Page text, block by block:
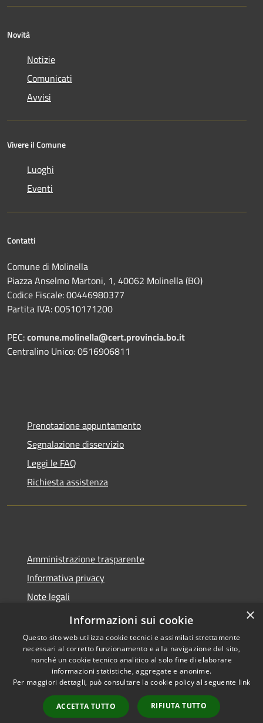
Novità
Notizie
Comunicati
Avvisi
Vivere il Comune
Luoghi
Eventi
Contatti
Comune di Molinella
Piazza Anselmo Martoni, 1, 40062 Molinella (BO)
Codice Fiscale: 00446980377
Partita IVA: 00510171200
PEC:comune.molinella@cert.provincia.bo.it
Centralino Unico: 0516906811
Prenotazione appuntamento
Segnalazione disservizio
Leggi le FAQ
Richiesta assistenza
Amministrazione trasparente
Informativa privacy
Note legali
Dichiarazione di accessibilità
Accessibilità
Copyright © 2026 • Comune di
Molinella • Powered by
Municipium•
Accesso
redazione
×
Informazioni sui cookie
Questo sito web utilizza cookie tecnici e assimilati strettamente
necessari al corretto funzionamento e alla navigazione del sito,
nonché un cookie tecnico analitico al solo fine di elaborare
informazioni statistiche, aggregate e anonime.
Per maggiori dettagli, può consultare la cookie policy al seguente link
ACCETTA TUTTO RIFIUTA TUTTO